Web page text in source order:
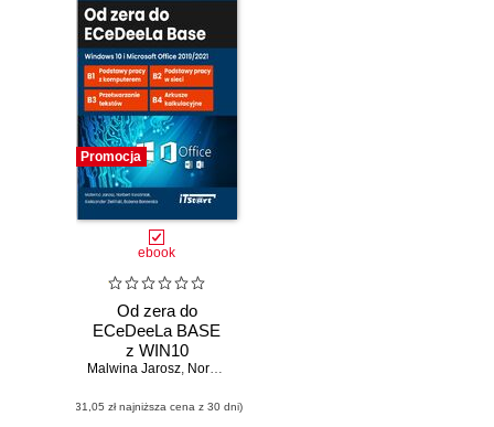
Promocja
ebook
Od zera do
ECeDeeLa BASE
z WIN10
Malwina Jarosz, Norbert Kwaśniak
(31,05 zł najniższa cena z 30 dni)